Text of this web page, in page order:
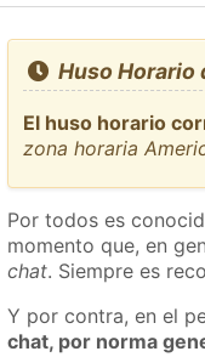
Huso Horario
El huso horario
zona horaria
Por todos es
momento que, en
chat. Siempre es
Y por contra, en el
chat, por norma